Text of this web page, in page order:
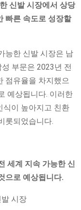
신발 시장에서 상당
빠른 속도로 성장할
능한 신발 시장은 남
부문은 2023년 전
점유율을 차지했으
예상됩니다. 이러한
식이 높아지고 친환
롯되었습니다.
세계 지속 가능한 신
으로 예상됩니다.